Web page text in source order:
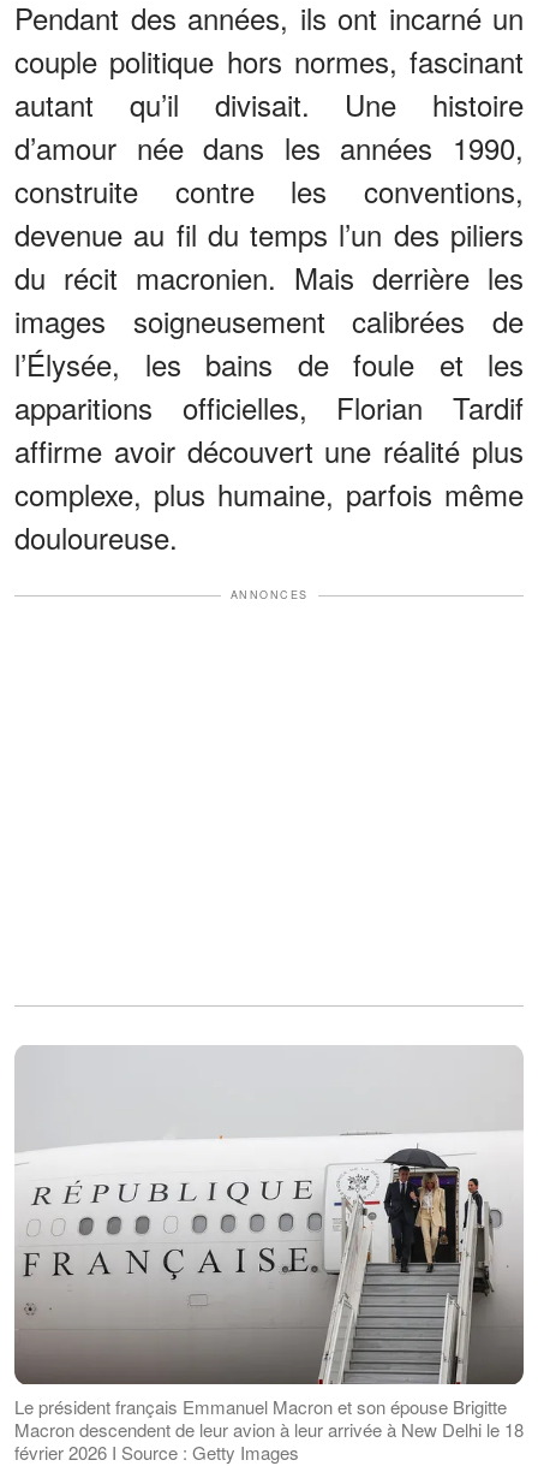
Pendant des années, ils ont incarné un
couple politique hors normes, fascinant
autant qu’il divisait. Une histoire
d’amour née dans les années 1990,
construite contre les conventions,
devenue au fil du temps l’un des piliers
du récit macronien. Mais derrière les
images soigneusement calibrées de
l’Élysée, les bains de foule et les
apparitions officielles, Florian Tardif
affirme avoir découvert une réalité plus
complexe, plus humaine, parfois même
douloureuse.
ANNONCES
Le président français Emmanuel Macron et son épouse Brigitte
Macron descendent de leur avion à leur arrivée à New Delhi le 18
février 2026 I Source : Getty Images